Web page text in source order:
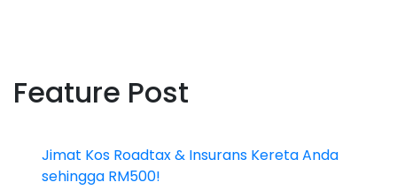
Feature Post
Jimat Kos Roadtax & Insurans Kereta Anda
sehingga RM500!